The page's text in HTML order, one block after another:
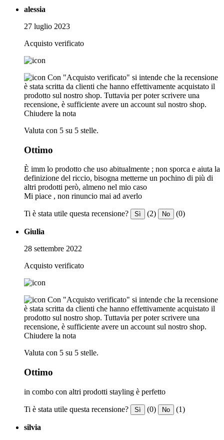
alessia
27 luglio 2023
Acquisto verificato
Con "Acquisto verificato" si intende che la recensione
è stata scritta da clienti che hanno effettivamente acquistato il
prodotto sul nostro shop. Tuttavia per poter scrivere una
recensione, è sufficiente avere un account sul nostro shop.
Chiudere la nota
Valuta con 5 su 5 stelle.
Ottimo
È imm lo prodotto che uso abitualmente ; non sporca e aiuta la
definizione del riccio, bisogna metterne un pochino di più di
altri prodotti però, almeno nel mio caso
Mi piace , non rinuncio mai ad averlo
Ti è stata utile questa recensione? Sì (2) No (0)
Giulia
28 settembre 2022
Acquisto verificato
Con "Acquisto verificato" si intende che la recensione
è stata scritta da clienti che hanno effettivamente acquistato il
prodotto sul nostro shop. Tuttavia per poter scrivere una
recensione, è sufficiente avere un account sul nostro shop.
Chiudere la nota
Valuta con 5 su 5 stelle.
Ottimo
in combo con altri prodotti stayling è perfetto
Ti è stata utile questa recensione? Sì (0) No (1)
silvia